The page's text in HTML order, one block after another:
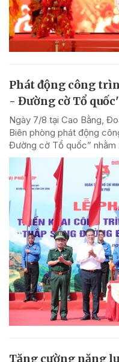
Phát động công
- Đường cờ Tổ quốc'
Ngày 7/8 tại Cao Bằng,
Biên phòng phát động
Đường cờ Tổ quốc” nhằm
Tăng cường năng